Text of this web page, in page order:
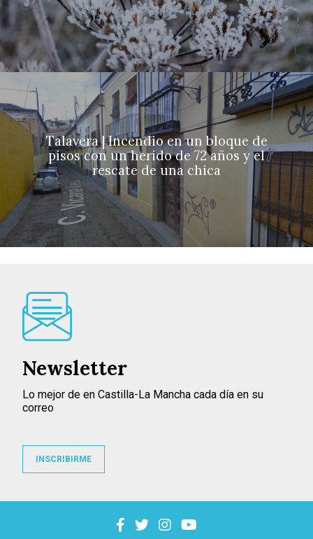
Talavera | Incendio en un bloque de
pisos con un herido de 72 años y el
rescate de una chica
Newsletter
Lo mejor de en Castilla-La Mancha cada día en su
correo
INSCRIBIRME